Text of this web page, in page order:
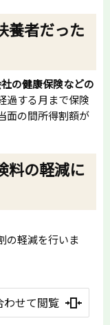
養者だった
の健康保険などの
過する月まで保険
面の間所得割額が
料の軽減に
の軽減を行いま
わせて閲覧